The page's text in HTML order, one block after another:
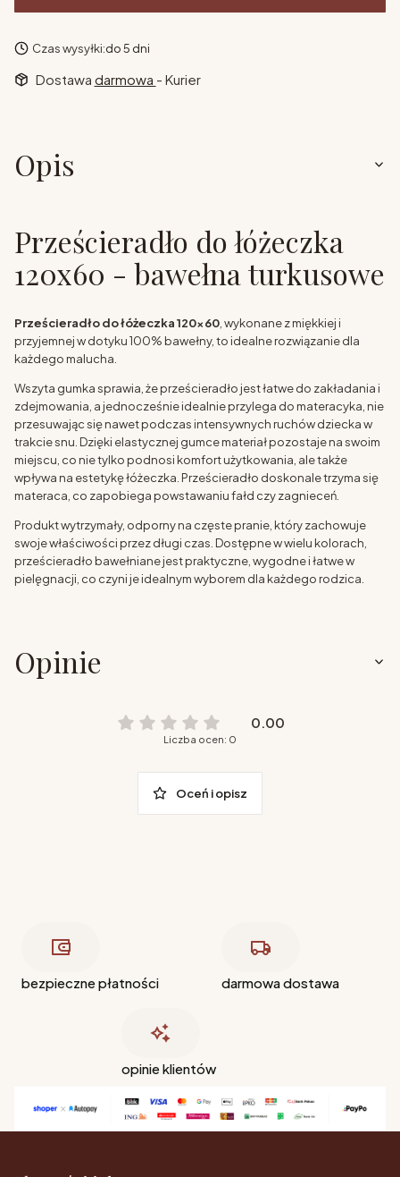
Czas wysyłki:do 5 dni
Dostawa darmowa - Kurier
Opis
Prześcieradło do łóżeczka
120x60 - bawełna turkusowe
Prześcieradło do łóżeczka 120x60 , wykonane z miękkiej i
przyjemnej w dotyku 100% bawełny, to idealne rozwiązanie dla
każdego malucha.
Wszyta gumka sprawia, że prześcieradło jest łatwe do zakładania i
zdejmowania, a jednocześnie idealnie przylega do materacyka, nie
przesuwając się nawet podczas intensywnych ruchów dziecka w
trakcie snu. Dzięki elastycznej gumce materiał pozostaje na swoim
miejscu, co nie tylko podnosi komfort użytkowania, ale także
wpływa na estetykę łóżeczka. Prześcieradło doskonale trzyma się
materaca, co zapobiega powstawaniu fałd czy zagnieceń.
Produkt wytrzymały, odporny na częste pranie, który zachowuje
swoje właściwości przez długi czas. Dostępne w wielu kolorach,
prześcieradło bawełniane jest praktyczne, wygodne i łatwe w
pielęgnacji, co czyni je idealnym wyborem dla każdego rodzica.
Opinie
0.00
Liczba ocen: 0
Oceń i opisz
bezpieczne płatności darmowa dostawa
opinie klientów